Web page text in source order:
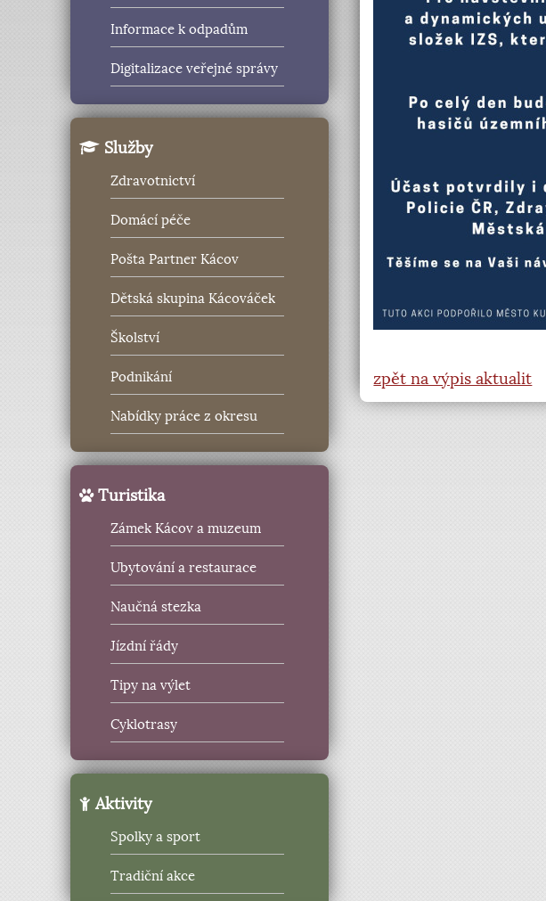
Informace k odpadům
Digitalizace veřejné správy
Služby
Zdravotnictví
Domácí péče
Pošta Partner Kácov
Dětská skupina Kácováček
Školství
Podnikání
Nabídky práce z okresu
Turistika
Zámek Kácov a muzeum
Ubytování a restaurace
Naučná stezka
Jízdní řády
Tipy na výlet
Cyklotrasy
Aktivity
Spolky a sport
Tradiční akce
zpět na výpis aktualit